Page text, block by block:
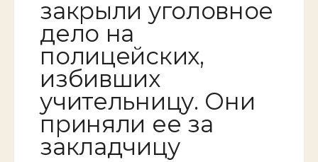
закрыли уголовное
дело на
полицейских,
избивших
учительницу. Они
приняли ее за
закладчицу